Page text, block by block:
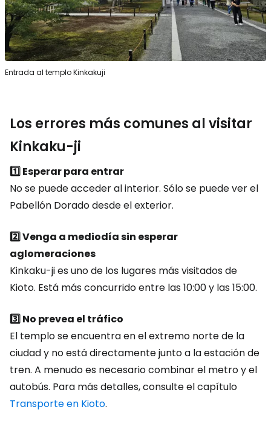
Entrada al templo Kinkakuji
Los errores más comunes al visitar
Kinkaku-ji
1️⃣ Esperar para entrar
No se puede acceder al interior. Sólo se puede ver el
Pabellón Dorado desde el exterior.
2️⃣ Venga a mediodía sin esperar
aglomeraciones
Kinkaku-ji es uno de los lugares más visitados de
Kioto. Está más concurrido entre las 10:00 y las 15:00.
3️⃣ No prevea el tráfico
El templo se encuentra en el extremo norte de la
ciudad y no está directamente junto a la estación de
tren. A menudo es necesario combinar el metro y el
autobús. Para más detalles, consulte el capítulo
Transporte en Kioto.